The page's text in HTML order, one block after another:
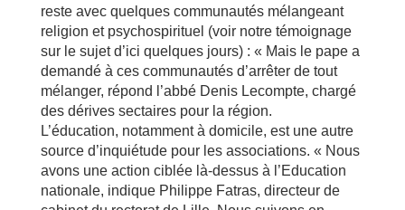
reste avec quelques communautés mélangeant
religion et psychospirituel (voir notre témoignage
sur le sujet d’ici quelques jours) : « Mais le pape a
demandé à ces communautés d’arrêter de tout
mélanger, répond l’abbé Denis Lecompte, chargé
des dérives sectaires pour la région.
L’éducation, notamment à domicile, est une autre
source d’inquiétude pour les associations. « Nous
avons une action ciblée là-dessus à l’Education
nationale, indique Philippe Fatras, directeur de